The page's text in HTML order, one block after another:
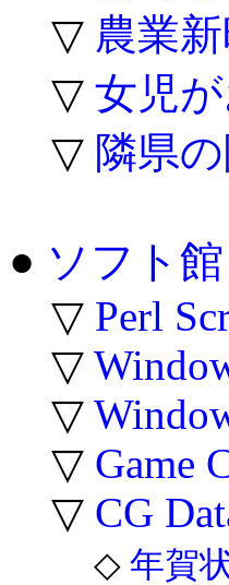
▽ 農業
▽ 女児
▽ 隣県
● ソフト館
▽ Perl
▽
▽
▽ Game
▽ CG
◇ 年賀